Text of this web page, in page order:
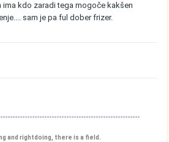
ima kdo zaradi tega mogoče kakšen
sam je pa ful dober frizer.
and rightdoing, there is a field.